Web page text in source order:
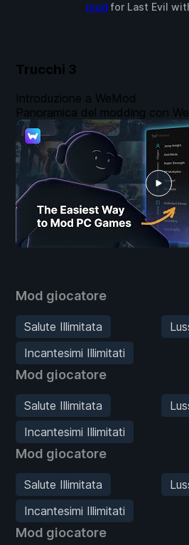
mod for Last Evil
Trucchi 3
Mod giocatore
Salute Illimitata
Incantesimi Illimitati
Mod giocatore
Salute Illimitata
Incantesimi Illimitati
Mod giocatore
Salute Illimitata
Incantesimi Illimitati
Mod giocatore
Introduzione a WeMod
Panoramica del modding con